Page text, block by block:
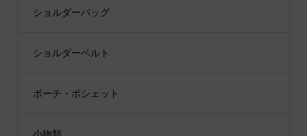
ショルダーバッグ
ショルダーベルト
ポーチ・ポシェット